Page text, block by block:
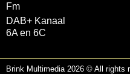
Fm
DAB+ Kanaal
6A en 6C
Brink Multimedia 2026 © All rights